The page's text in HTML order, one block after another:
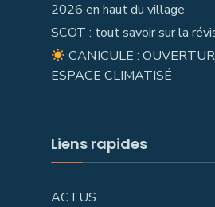
2026 en haut du village
SCOT : tout savoir sur la
CANICULE :
ESPACE CLIMATISÉ
Liens rapides
ACTUS